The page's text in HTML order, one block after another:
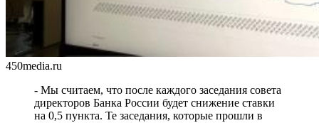
"Акрон" вничью сыграл с "Локомотивом" в третьем туре РПЛ
08.08.2026 | 21:26
Вячеслав Федорищев поздравил "Волонтёров-медиков" с
десятилетием
08.08.2026 | 21:07
Есть погибшие: в Ставропольском районе столкнулись две
моторные лодки
08.08.2026 | 20:33
Вячеслав Федорищев – в топ-3 губернаторов по количеству
450media.ru
- Мы считаем, что после каждого заседания совета
директоров Банка России будет снижение ставки
на 0,5 пункта. Те заседания, которые прошли в